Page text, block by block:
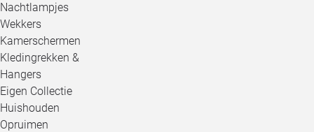
Nachtlampjes
Wekkers
Kamerschermen
Kledingrekken &
Hangers
Eigen Collectie
Huishouden
Opruimen